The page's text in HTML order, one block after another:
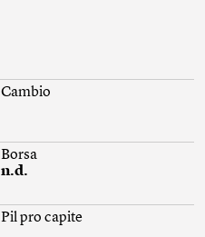
Cambio
Borsa
n.d.
Pil pro capite